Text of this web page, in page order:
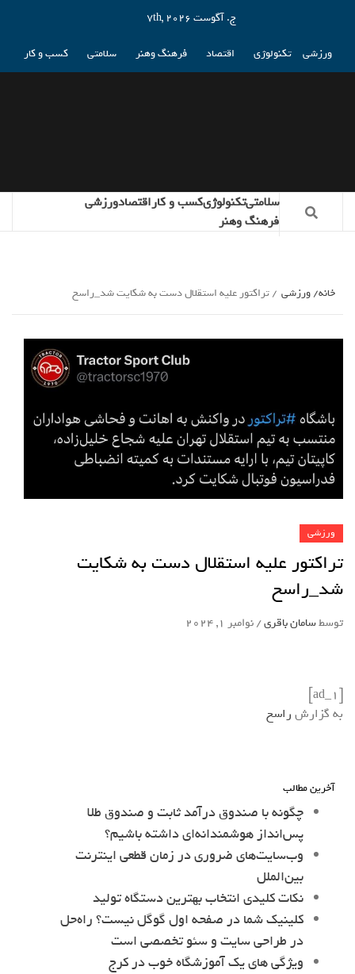
ج. آگوست 7th, 2026
ورزشی تکنولوژی اقتصاد فرهنگ وهنر سلامتی کسب و کار
سلامتیتکنولوژیکسب و کاراقتصادورزشی
فرهنگ وهنر
خانه ورزشی تراکتور علیه استقلال دست به شکایت شد_راسخ
ورزشی
تراکتور علیه استقلال دست به شکایت
شد_راسخ
توسطسامان باقری/نوامبر 1, 2024
[ad_1]
به گزارش راسخ
آخرین مطالب
چگونه با صندوق درآمد ثابت و صندوق طلا
پس‌انداز هوشمندانه‌ای داشته باشیم؟
وب‌سایت‌های ضروری در زمان قطعی اینترنت
بین‌الملل
نکات کلیدی انتخاب بهترین دستگاه تولید
کلینیک شما در صفحه اول گوگل نیست؟ راه‌حل
در طراحی سایت و سئو تخصصی است
ویژگی های یک آموزشگاه خوب در کرج